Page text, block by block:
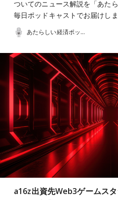
ついてのニュース解説を「あた
毎日ポッドキャストでお届けし
あたらしい経済ポッドキャスト
a16z出資先Web3ゲームス